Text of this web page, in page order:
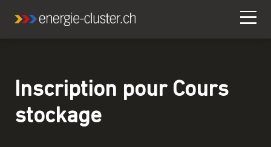
Inscription pour Cours
stockage